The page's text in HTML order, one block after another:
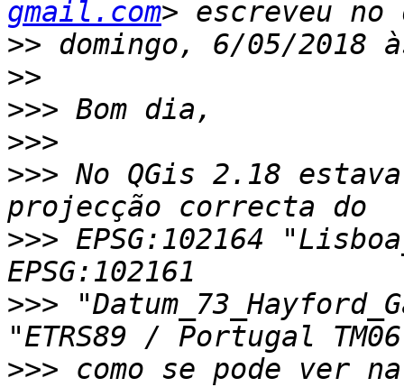
gmail.com
>>
>>
>>>
>>>
>>> No QGis 2.18
>>> EPSG:102164
>>>
>>> como se pode ver